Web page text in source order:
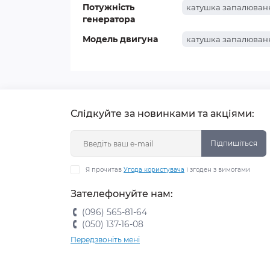
Потужність
генератора
катушка
Модель двигуна катушка
Слідкуйте за новинками та акціями:
Підпишіться
Я прочитав Угода користувача і згоден з вимогами
Зателефонуйте нам:
(096) 565-81-64
(050) 137-16-08
Передзвоніть мені